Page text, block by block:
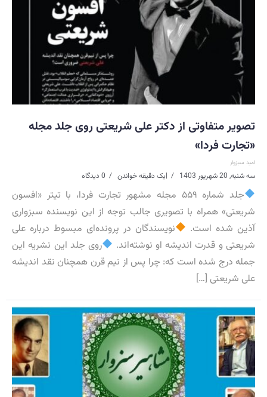
تصویر متفاوتی از دکتر علی شریعتی روی جلد مجله
«تجارت فردا»
امید سبزوار
سه شنبه, 20 شهریور 1403 |یک دقیقه خواندن 0 دیدگاه
جلد شماره ۵۵۹ مجله مشهور تجارت فردا، با تیتر «افسون
شریعتی» همراه با تصویری جالب توجه از این نویسنده سبزواری
آذین شده است.
نویسندگان در پرونده‌ای مبسوط درباره علی
شریعتی و قدرت اندیشه او نوشته‌اند.
روی جلد این نشریه این
جمله درج شده است که: چرا پس از نیم قرن همچنان نقد اندیشه
علی شریعتی […]